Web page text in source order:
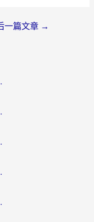
一篇文章 →
网络指南
前线加速技巧）
加速器
器选择指南
畅玩指南